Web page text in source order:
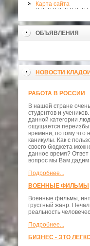
Карта сайта
ОБЪЯВЛЕНИЯ
НОВОСТИ
РАБОТА В РОССИИ
В нашей стране
студентов и
данной категории
ощущается
времени, потому что
каникулы. Как с
своего бюджета
данное время?
вопрос мы Вам дадим
Подробнее...
ВОЕННЫЕ ФИЛЬМЫ
Военные фильмы,
грустный жанр.
реальность
Подробнее...
БИЗНЕС - ЭТО